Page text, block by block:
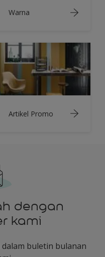
Warna
Artikel Promo
dengan
kami
buletin bulanan